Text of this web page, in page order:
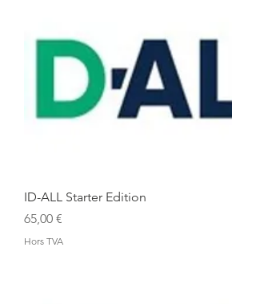
ID-ALL Starter Edition
Prix
65,00 €
Hors TVA